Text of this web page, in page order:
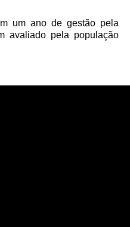
um ano de gestão pela
avaliado pela população